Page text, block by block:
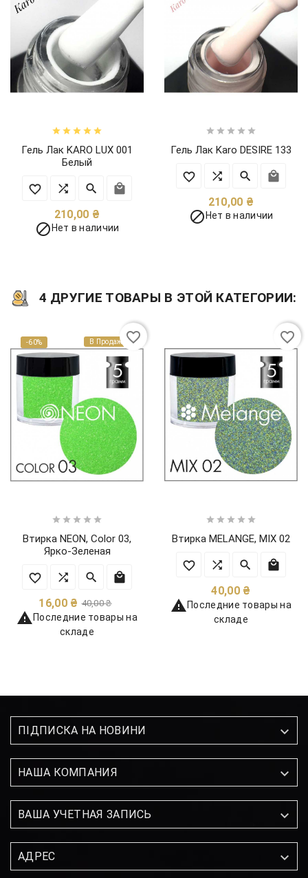
    
Гель Лак KARO LUX 001
Белый
210,00 ₴
 Нет в наличии
    
Гель Лак Karo DESIRE 133
210,00 ₴
 Нет в наличии
4 ДРУГИЕ ТОВАРЫ В ЭТОЙ КАТЕГОРИИ:
В Продаже!
-60%
    
Втирка NEON, Color 03,
Ярко-Зеленая
16,00 ₴ 40,00 ₴
Последние товары на
складе
favorite_border
    
Втирка MELANGE, MIX 02
40,00 ₴
Последние товары на
складе
favorite_border
ПІДПИСКА НА НОВИНИ 
НАША КОМПАНИЯ 
ВАША УЧЕТНАЯ ЗАПИСЬ 
АДРЕС 